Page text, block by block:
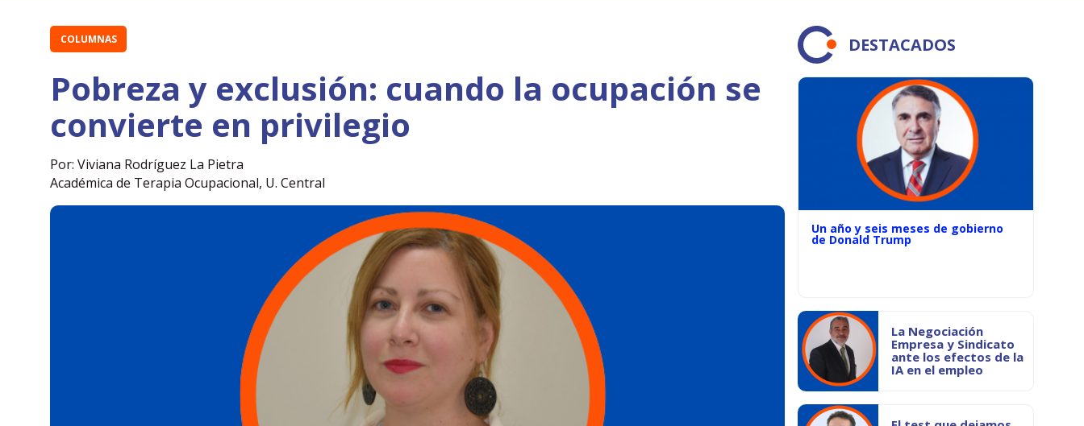
COLUMNAS
Pobreza y exclusión: cuando la ocupación se
convierte en privilegio
Por: Viviana Rodríguez La Pietra
Académica de Terapia Ocupacional, U. Central
DESTACADOS
Un año y seis meses de gobierno
de Donald Trump
La Negociación
Empresa y Sindicato
ante los efectos de la
IA en el empleo